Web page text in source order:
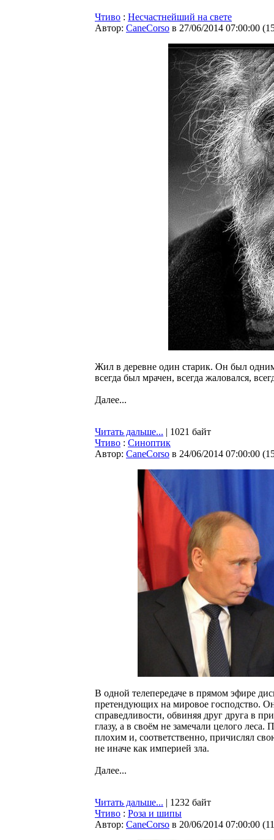
Чтиво : Несчастнейший на свете
Автор: CaneCorso в 27/06/2014 07:00:00 (
Жил в деревне один старик. Он был одним
всегда был мрачен, всегда жаловался,
Далее...
Читать дальше... | 1021 байт
Чтиво : Синоптик
Автор: CaneCorso в 24/06/2014 07:00:00 (
В одной телепередаче в прямом эфире
претендующих на мировое господство.
справедливости, обвиняя друг друга в
глазу, а в своём не замечали целого
плохим и, соответственно, причислял
не иначе как империей зла.
Далее...
Читать дальше... | 1232 байт
Чтиво : Роза и шипы
Автор: CaneCorso в 20/06/2014 07:00:00 (